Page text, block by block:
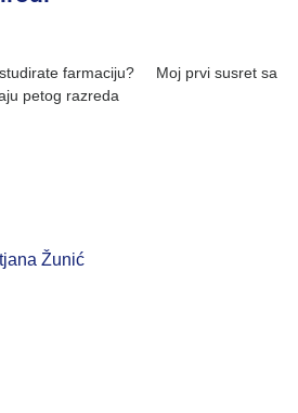
studirate farmaciju? Moj prvi susret sa
petog razreda